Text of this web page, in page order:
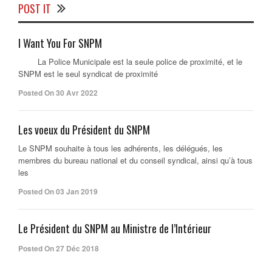
POST IT
I Want You For SNPM
La Police Municipale est la seule police de proximité, et le
SNPM est le seul syndicat de proximité
Posted On 30 Avr 2022
Les voeux du Président du SNPM
Le SNPM souhaite à tous les adhérents, les délégués, les
membres du bureau national et du conseil syndical, ainsi qu’à tous
les
Posted On 03 Jan 2019
Le Président du SNPM au Ministre de l’Intérieur
Posted On 27 Déc 2018